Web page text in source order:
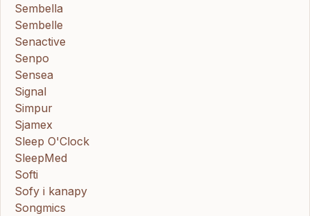
Sembella
Sembelle
Senactive
Senpo
Sensea
Signal
Simpur
Sjamex
Sleep O'Clock
SleepMed
Softi
Sofy i kanapy
Songmics